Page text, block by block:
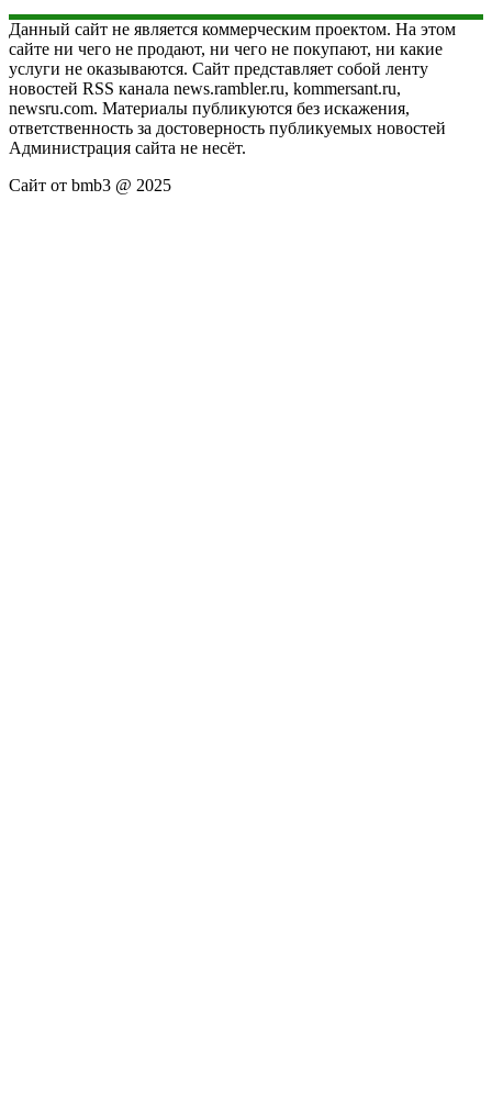
Данный сайт не является коммерческим проектом. На этом
сайте ни чего не продают, ни чего не покупают, ни какие
услуги не оказываются. Сайт представляет собой ленту
новостей RSS канала news.rambler.ru, kommersant.ru,
newsru.com. Материалы публикуются без искажения,
ответственность за достоверность публикуемых новостей
Администрация сайта не несёт.
Сайт от bmb3 @ 2025